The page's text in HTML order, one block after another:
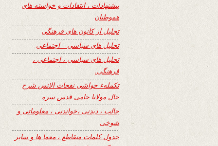
پیشنهادات ، انتقادات و خواسته های
هموطنان
تجلیل از کانون های فرهنگی
تحلیل های سیاسی – اجتماعی
تحلیل های سیاسی ، اجتماعی ،
فرهنگی.
تکملهء حواشی نفحات الانس شرح
حال مولانا جامی قدس سره
جالب ، دیدنی ،خواندنی ، معلوماتی و
شوخی
جدول کلمات متقاطع ، معما ها و سایر